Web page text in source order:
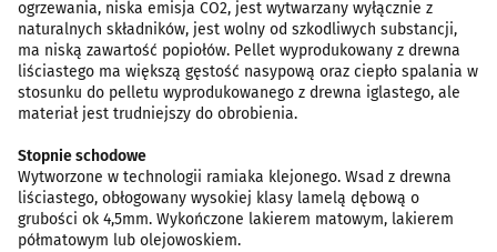
ogrzewania, niska emisja CO2, jest wytwarzany wyłącznie z
naturalnych składników, jest wolny od szkodliwych substancji,
ma niską zawartość popiołów. Pellet wyprodukowany z drewna
liściastego ma większą gęstość nasypową oraz ciepło spalania w
stosunku do pelletu wyprodukowanego z drewna iglastego, ale
materiał jest trudniejszy do obrobienia.
Stopnie schodowe
Wytworzone w technologii ramiaka klejonego. Wsad z drewna
liściastego, obłogowany wysokiej klasy lamelą dębową o
grubości ok 4,5mm. Wykończone lakierem matowym, lakierem
półmatowym lub olejowoskiem.